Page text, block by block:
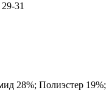
29-31
28%; Полиэстер